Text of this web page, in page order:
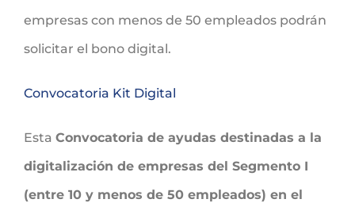
empresas con menos de 50 empleados podrán
solicitar el bono digital.
Convocatoria Kit Digital
Esta Convocatoria de ayudas destinadas a la
digitalización de empresas del Segmento I
(entre 10 y menos de 50 empleados) en el